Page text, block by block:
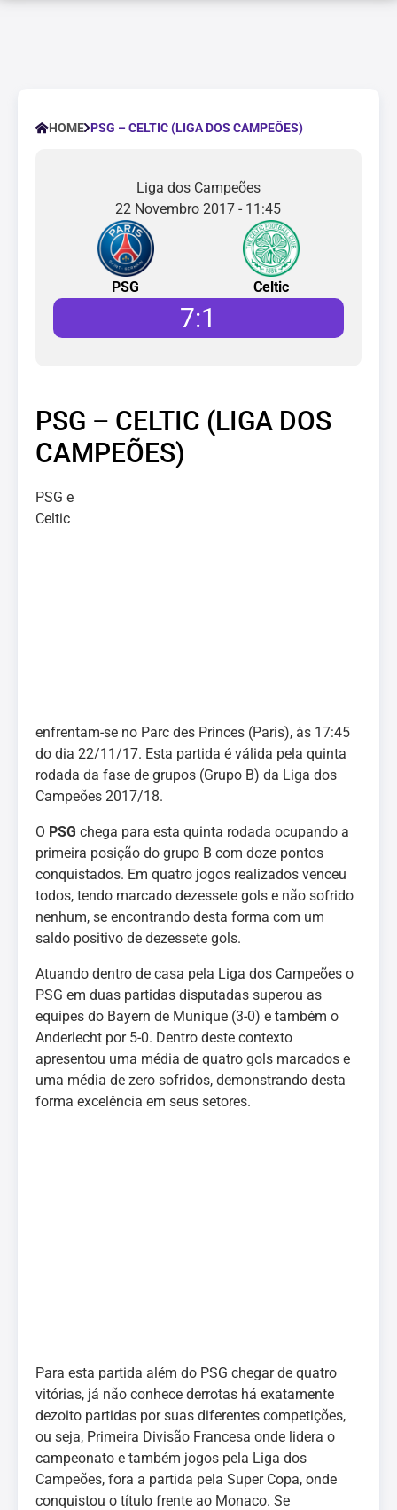
HOME PSG – CELTIC (LIGA DOS CAMPEÕES)
Liga dos Campeões
22 Novembro 2017 - 11:45
PSG Celtic
7:1
PSG – CELTIC (LIGA DOS
CAMPEÕES)
PSG e
Celtic
enfrentam-se no Parc des Princes (Paris), às 17:45
do dia 22/11/17. Esta partida é válida pela quinta
rodada da fase de grupos (Grupo B) da Liga dos
Campeões 2017/18.
O PSG chega para esta quinta rodada ocupando a
primeira posição do grupo B com doze pontos
conquistados. Em quatro jogos realizados venceu
todos, tendo marcado dezessete gols e não sofrido
nenhum, se encontrando desta forma com um
saldo positivo de dezessete gols.
Atuando dentro de casa pela Liga dos Campeões o
PSG em duas partidas disputadas superou as
equipes do Bayern de Munique (3-0) e também o
Anderlecht por 5-0. Dentro deste contexto
apresentou uma média de quatro gols marcados e
uma média de zero sofridos, demonstrando desta
forma excelência em seus setores.
Para esta partida além do PSG chegar de quatro
vitórias, já não conhece derrotas há exatamente
dezoito partidas por suas diferentes competições,
ou seja, Primeira Divisão Francesa onde lidera o
campeonato e também jogos pela Liga dos
Campeões, fora a partida pela Super Copa, onde
conquistou o título frente ao Monaco. Se